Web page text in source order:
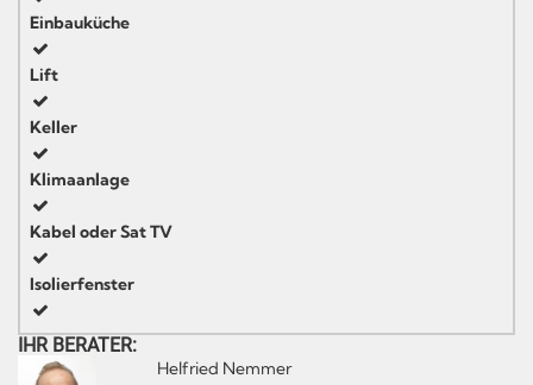
Einbauküche
Lift
Keller
Klimaanlage
Kabel oder Sat TV
Isolierfenster
IHR BERATER:
Helfried Nemmer